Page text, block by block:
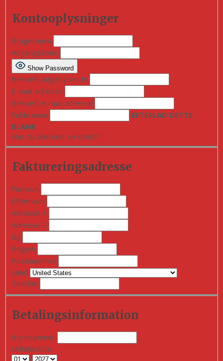
Kontooplysninger
Brugernavn
Adgangskode
Show Password
Bekræft adgangskode
E-mail adresse
Bekræft e-mail adresse
Fulde navn
EFTERLAD DETTE
BLANK
Har du allerede en konto?
Faktureringsadresse
Fornavn
Efternavn
Adresse 1
Adresse 2
By
Region
Postnummer
Land
Telefon
Betalingsinformation
Kortnummer
Udløbsdato
/